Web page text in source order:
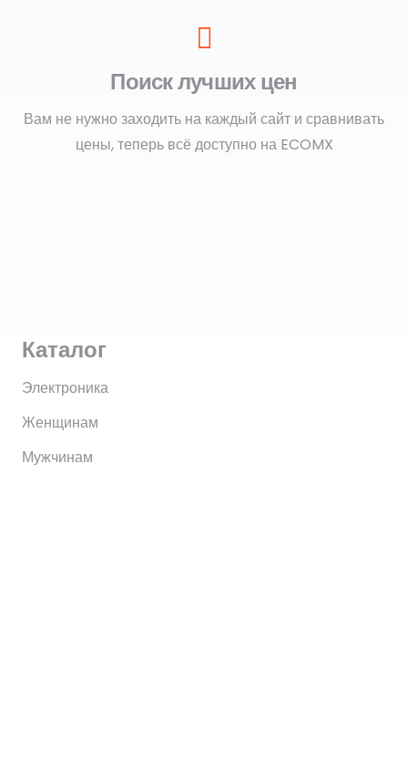
Поиск лучших цен
Вам не нужно заходить на каждый сайт и сравнивать
цены, теперь всё доступно на ECOMX
Каталог
Электроника
Женщинам
Мужчинам